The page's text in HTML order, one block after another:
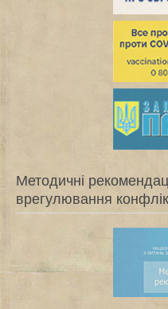
Методичні
врегулювання